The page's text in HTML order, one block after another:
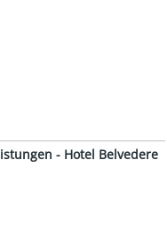
- Hotel Belvedere